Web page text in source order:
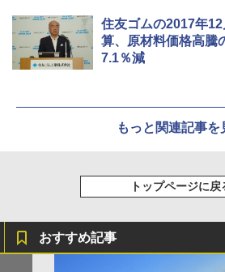
住友ゴムの2017年
算、原材料価格高騰
7.1％減
もっと関連記事を
トップページに戻
おすすめ記事